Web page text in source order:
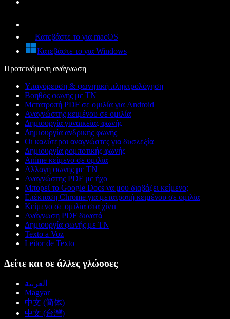
Κατεβάστε το για macOS
Κατεβάστε το για Windows
Προτεινόμενη ανάγνωση
Υπαγόρευση & φωνητική πληκτρολόγηση
Βοηθός φωνής με ΤΝ
Μετατροπή PDF σε ομιλία για Android
Αναγνώστης κειμένου σε ομιλία
Δημιουργία γυναικείας φωνής
Δημιουργία ανδρικής φωνής
Οι καλύτεροι αναγνώστες για δυσλεξία
Δημιουργία ρομποτικής φωνής
Anime κείμενο σε ομιλία
Αλλαγή φωνής με ΤΝ
Αναγνώστης PDF με ήχο
Μπορεί το Google Docs να μου διαβάζει κείμενο;
Επέκταση Chrome για μετατροπή κειμένου σε ομιλία
Κείμενο σε ομιλία στα χίντι
Ανάγνωση PDF δυνατά
Δημιουργία φωνής με ΤΝ
Texto a Voz
Leitor de Texto
Δείτε και σε άλλες γλώσσες
العربية
Magyar
中文 (简体)
中文 (台灣)